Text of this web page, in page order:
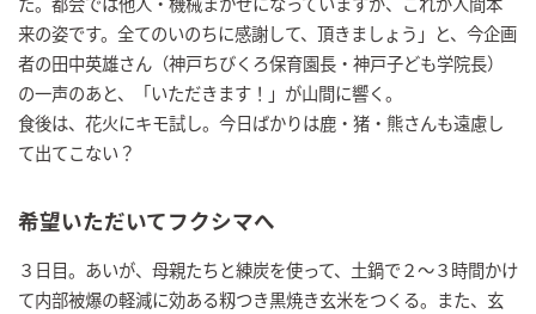
来の姿です。全てのいのちに感謝して、頂きましょう」と、今企画
者の田中英雄さん（神戸ちびくろ保育園長・神戸子ども学院長）
の一声のあと、「いただきます！」が山間に響く。
食後は、花火にキモ試し。今日ばかりは鹿・猪・熊さんも遠慮し
て出てこない？
希望いただいてフクシマへ
３日目。あいが、母親たちと練炭を使って、土鍋で２～３時間かけ
て内部被爆の軽減に効ある籾つき黒焼き玄米をつくる。また、玄